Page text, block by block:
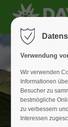
Der Eintrag
Der Eintrag
Der Eintrag
Verwendung
Wir verwenden
Informationen
Besucher zu
bestmögliche
zu verbessern
Interessen